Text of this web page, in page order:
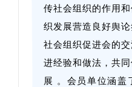
传社会组织的作用
织发展营造良好舆
社会组织促进会的
进经验和做法，共
展 。会员单位涵盖